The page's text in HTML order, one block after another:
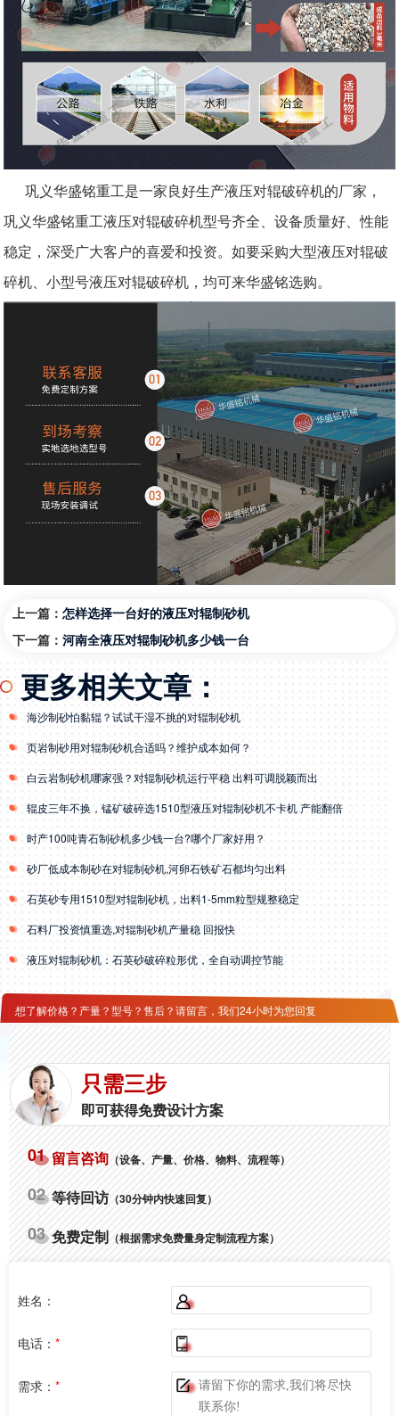
巩义华盛铭重工是一家良好生产液压对辊破碎机的厂家，
巩义华盛铭重工液压对辊破碎机型号齐全、设备质量好、性能
稳定，深受广大客户的喜爱和投资。如要采购大型液压对辊破
碎机、小型号液压对辊破碎机，均可来华盛铭选购。
上一篇：怎样选择一台好的液压对辊制砂机
下一篇：河南全液压对辊制砂机多少钱一台
更多相关文章：
海沙制砂怕黏辊？试试干湿不挑的对辊制砂机
页岩制砂用对辊制砂机合适吗？维护成本如何？
白云岩制砂机哪家强？对辊制砂机运行平稳 出料可调脱颖而出
辊皮三年不换，锰矿破碎选1510型液压对辊制砂机不卡机 产能翻倍
时产100吨青石制砂机多少钱一台?哪个厂家好用？
砂厂低成本制砂在对辊制砂机,河卵石铁矿石都均匀出料
石英砂专用1510型对辊制砂机，出料1-5mm粒型规整稳定
石料厂投资慎重选,对辊制砂机产量稳 回报快
液压对辊制砂机：石英砂破碎粒形优，全自动调控节能
想了解价格？产量？型号？售后？请留言，我们24小时为您回复
只需三步
即可获得免费设计方案
01 留言咨询（设备、产量、价格、物料、流程等）
02 等待回访（30分钟内快速回复）
03 免费定制（根据需求免费量身定制流程方案）
姓名：
电话： *
需求： *